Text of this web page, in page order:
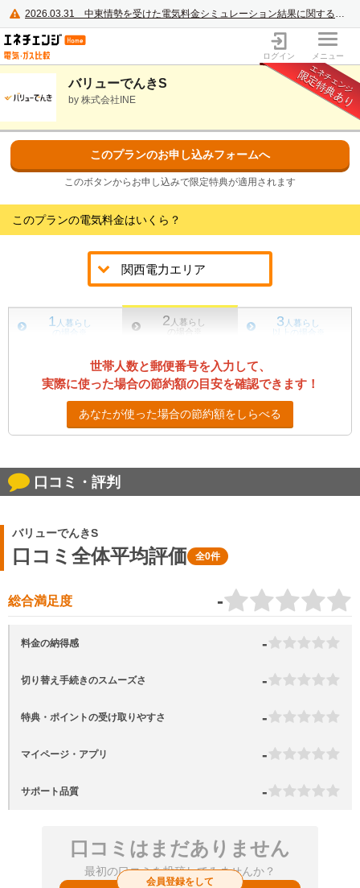
2026.03.31 中東情勢を受けた電気料金シミュレーション結果に関するご案内
電力・ガス比較サイト エネチェンジ
ログイン メニュー
バリューでんきS
by 株式会社INE
エネチェンジ
限定特典あり
このプランのお申し込みフォームへ
このボタンからお申し込みで限定特典が適用されます
このプランの電気料金はいくら？
1 人暮らし
の場合
2 人暮らし
の場合
※
3 人暮らし
以上の場合
世帯人数と郵便番号を入力して、
実際に使った場合の節約額の目安を確認できます！
あなたが使った場合の節約額をしらべる
口コミ・評判
バリューでんきS
口コミ全体平均評価 全0件
総合満足度 -
料金の納得感 -
切り替え手続きのスムーズさ -
特典・ポイントの受け取りやすさ -
マイページ・アプリ -
サポート品質 -
口コミはまだありません
最初の口コミを投稿してみませんか？
会員登録をして